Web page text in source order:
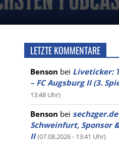
LETZTE KOMMENTARE
Benson bei Liveticker:
– FC Augsburg II (3.
13:48 Uhr)
Benson bei
Schweinfurt, Sponsor
II (07.08.2026 - 13:41 Uhr)